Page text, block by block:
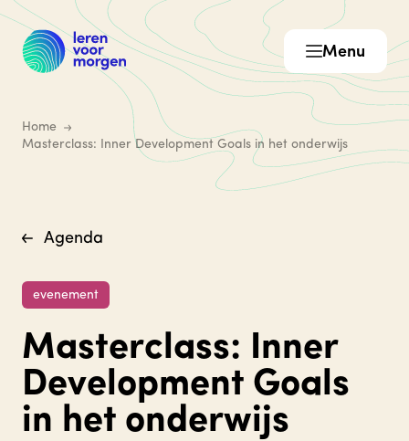
Menu
Home
Masterclass: Inner Development Goals in het onderwijs
Agenda
evenement
Masterclass: Inner
Development Goals
in het onderwijs